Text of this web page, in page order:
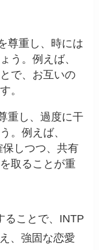
尊重し、時には
う。例えば、
で、お互いの
。
重し、過度に干
。例えば、
しつつ、共有
取ることが重
ることで、INTP
、強固な恋愛